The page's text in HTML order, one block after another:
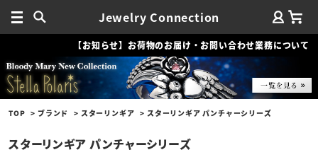
Jewelry Connection
【お知らせ】お荷物のお届け・お問い合わせ業務について
TOP ブランド スターリンギア スターリンギア パンチャーシリーズ
スターリンギア パンチャーシリーズ